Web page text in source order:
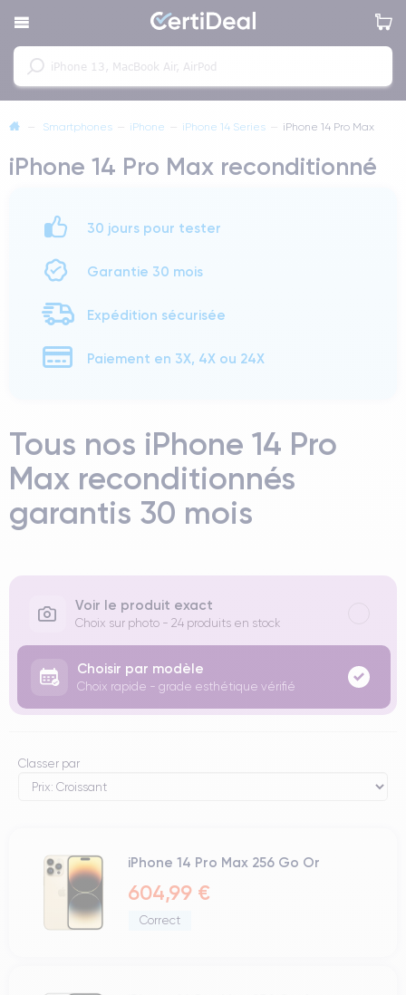
— Smartphones — iPhone — iPhone 14 Series — iPhone 14 Pro Max
iPhone 14 Pro Max reconditionné
30 jours pour tester
Garantie 30 mois
Expédition sécurisée
Paiement en 3X, 4X ou 24X
Tous nos iPhone 14 Pro
Max reconditionnés
garantis 30 mois
Voir le produit exact
Choix sur photo - 24 produits en stock
Choisir par modèle
Choix rapide - grade esthétique vérifié
Classer par
iPhone 14 Pro Max 256 Go Or
604,99 €
Correct